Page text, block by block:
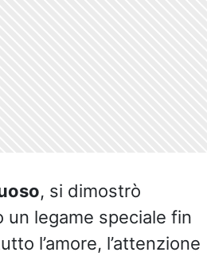
, si dimostrò
legame speciale fin
l’amore, l’attenzione